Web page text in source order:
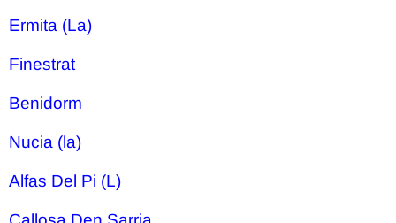
Ermita (La)
Finestrat
Benidorm
Nucia (la)
Alfas Del Pi (L)